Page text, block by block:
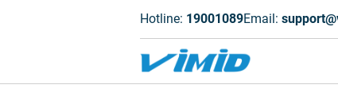
Hotline: 19001089Email: